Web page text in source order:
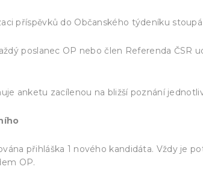
příspěvků do Občanského týdeníku
poslanec OP nebo člen Referenda ČSR
anketu zacílenou na bližší poznání
přihláška 1 nového kandidáta. Vždy je
OP.